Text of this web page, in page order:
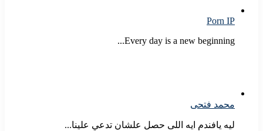
Porn IP
Every day is a new beginning...
محمد فتحى
ليه يافندم ايه اللى حصل علشان تدعي علينا...